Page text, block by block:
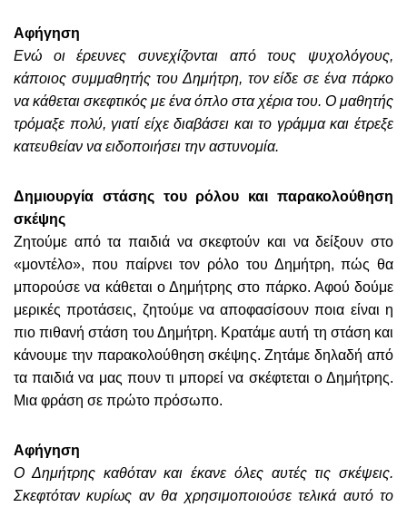
Αφήγηση
Ενώ οι έρευνες συνεχίζονται από τους ψυχολόγους,
κάποιος συμμαθητής του Δημήτρη, τον είδε σε ένα πάρκο
να κάθεται σκεφτικός με ένα όπλο στα χέρια του. Ο μαθητής
τρόμαξε πολύ, γιατί είχε διαβάσει και το γράμμα και έτρεξε
κατευθείαν να ειδοποιήσει την αστυνομία.
Δημιουργία στάσης του ρόλου και παρακολούθηση
σκέψης
Ζητούμε από τα παιδιά να σκεφτούν και να δείξουν στο
«μοντέλο», που παίρνει τον ρόλο του Δημήτρη, πώς θα
μπορούσε να κάθεται ο Δημήτρης στο πάρκο. Αφού δούμε
μερικές προτάσεις, ζητούμε να αποφασίσουν ποια είναι η
πιο πιθανή στάση του Δημήτρη. Κρατάμε αυτή τη στάση και
κάνουμε την παρακολούθηση σκέψης. Ζητάμε δηλαδή από
τα παιδιά να μας πουν τι μπορεί να σκέφτεται ο Δημήτρης.
Μια φράση σε πρώτο πρόσωπο.
Αφήγηση
Ο Δημήτρης καθόταν και έκανε όλες αυτές τις σκέψεις.
Σκεφτόταν κυρίως αν θα χρησιμοποιούσε τελικά αυτό το